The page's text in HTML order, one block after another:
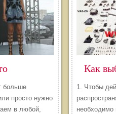
больше
просто нужно
в любой,
1. Чтобы
необходимо